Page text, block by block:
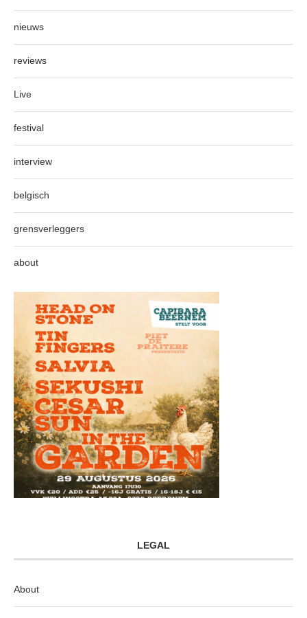
nieuws
reviews
Live
festival
interview
belgisch
grensverleggers
about
LEGAL
About